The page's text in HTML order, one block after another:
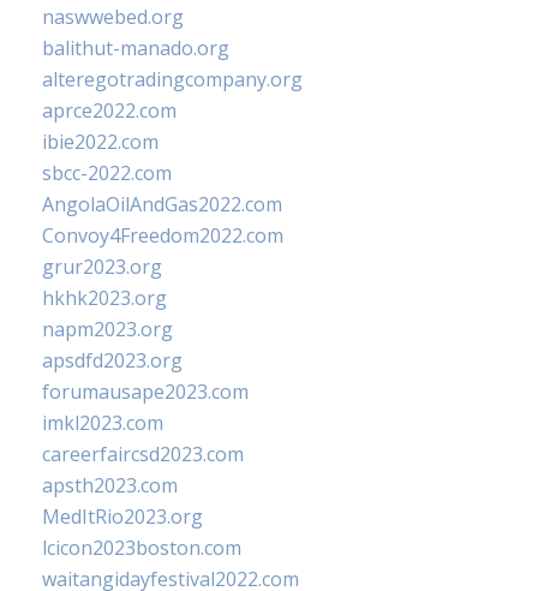
naswwebed.org
balithut-manado.org
alteregotradingcompany.org
aprce2022.com
ibie2022.com
sbcc-2022.com
AngolaOilAndGas2022.com
Convoy4Freedom2022.com
grur2023.org
hkhk2023.org
napm2023.org
apsdfd2023.org
forumausape2023.com
imkl2023.com
careerfaircsd2023.com
apsth2023.com
MedItRio2023.org
lcicon2023boston.com
waitangidayfestival2022.com